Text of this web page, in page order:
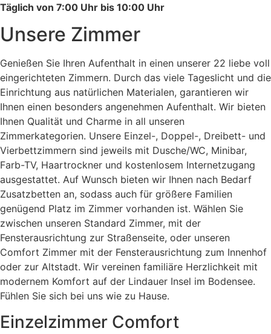
Täglich von 7:00 Uhr bis 10:00 Uhr
Unsere Zimmer
Genießen Sie Ihren Aufenthalt in einen unserer 22 liebe voll
eingerichteten Zimmern. Durch das viele Tageslicht und die
Einrichtung aus natürlichen Materialen, garantieren wir
Ihnen einen besonders angenehmen Aufenthalt. Wir bieten
Ihnen Qualität und Charme in all unseren
Zimmerkategorien. Unsere Einzel-, Doppel-, Dreibett- und
Vierbettzimmern sind jeweils mit Dusche/WC, Minibar,
Farb-TV, Haartrockner und kostenlosem Internetzugang
ausgestattet. Auf Wunsch bieten wir Ihnen nach Bedarf
Zusatzbetten an, sodass auch für größere Familien
genügend Platz im Zimmer vorhanden ist. Wählen Sie
zwischen unseren Standard Zimmer, mit der
Fensterausrichtung zur Straßenseite, oder unseren
Comfort Zimmer mit der Fensterausrichtung zum Innenhof
oder zur Altstadt. Wir vereinen familiäre Herzlichkeit mit
modernem Komfort auf der Lindauer Insel im Bodensee.
Fühlen Sie sich bei uns wie zu Hause.
Einzelzimmer Comfort